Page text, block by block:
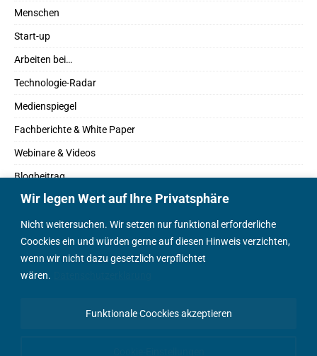
Wir legen Wert auf Ihre Privatsphäre
Nicht weitersuchen. Wir setzen nur funktional erforderliche
Coockies ein und würden gerne auf diesen Hinweis verzichten,
wenn wir nicht dazu gesetzlich verpflichtet
wären.
Funktionale Coockies akzeptieren
Menschen
Start-up
Arbeiten bei…
Technologie-Radar
Medienspiegel
Fachberichte & White Paper
Webinare & Videos
Blogbeitrag
Fachbücher
Marktreport
Podcasts
Positionspapier
English Content